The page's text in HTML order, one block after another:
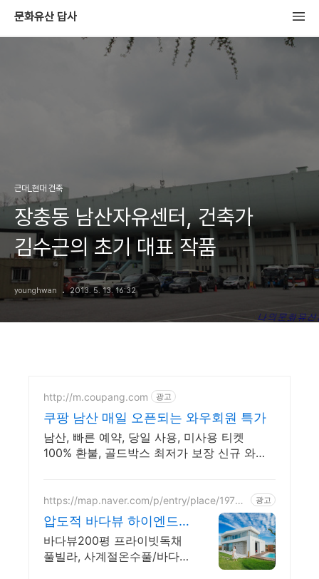
문화유산 답사
근대_현대 건축
장충동 남산자유센터, 건축가
김수근의 초기 대표 작품
younghwan 2013. 5. 13. 16:32
http://m.coupang.com 광고
쿠팡 남산 매일 오픈되는 와우회원 특가
남산, 빠른 예약, 당일 사용, 미사용 티켓
100% 환불, 골드박스 최저가 보장 신규 와우
https://map.naver.com/p/entry/place/19708
광고
압도적 바다뷰 하이엔드
풀빌라 7-8월 한정 수영장
포함
바다뷰200평 프라이빗독채
풀빌라, 사계절온수풀/바다